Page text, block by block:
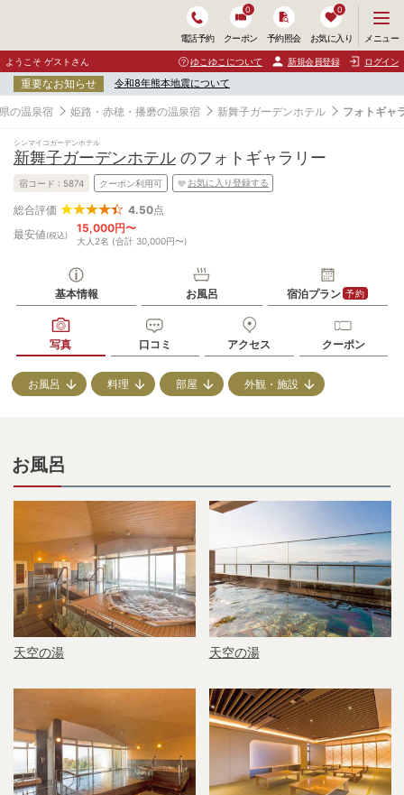
電話予約 クーポン
0
予約照会 お気に入り
0
ニ
ュ
ー
開
く
メニュー
ようこそ ゲストさん ゆこゆこについて 新規会員登録 ログイン
重要なお知らせ 令和8年熊本地震について
の温泉宿 姫路・赤穂・播磨の温泉宿 新舞子ガーデンホテル フォトギャ
シンマイコガーデンホテル
新舞子ガーデンホテル のフォトギャラリー
宿コード : 5874 クーポン利用可 お気に入り登録する
総合評価 4.50点
最安値(税込)
15,000円〜
大人2名 (合計 30,000円〜)
基本情報 お風呂 宿泊プラン 予約
写真 口コミ アクセス クーポン
お風呂 料理 部屋 外観・施設
お風呂
天空の湯 天空の湯